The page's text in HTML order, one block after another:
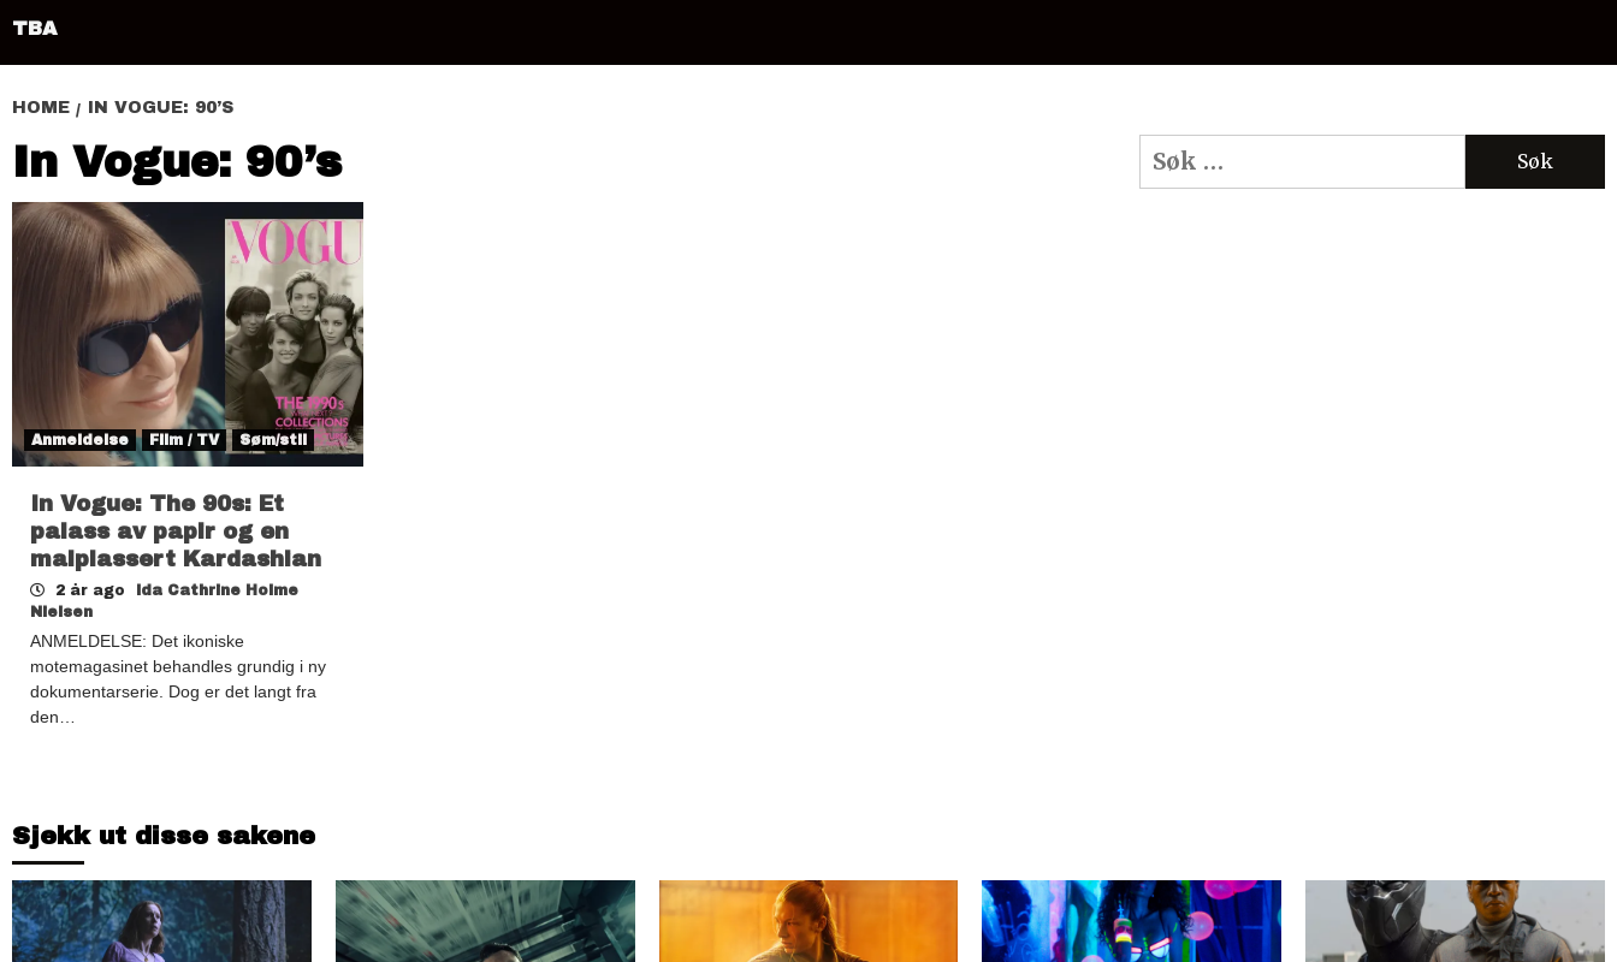
TBA
HOME IN VOGUE: 90’S
In Vogue: 90’s
Anmeldelse Film / TV Søm/stil
In Vogue: The 90s: Et
palass av papir og en
malplassert Kardashian
2 år ago
Ida Cathrine Holme
Nielsen
ANMELDELSE: Det ikoniske
motemagasinet behandles grundig i ny
dokumentarserie. Dog er det langt fra
den…
Søk
etter:
Sjekk ut disse sakene